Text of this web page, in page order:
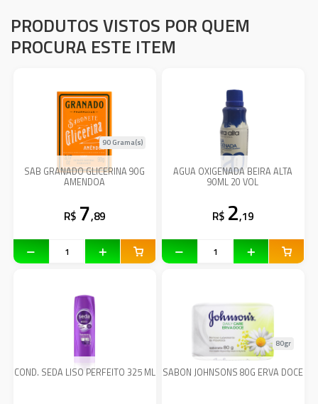
PRODUTOS VISTOS POR QUEM
PROCURA ESTE ITEM
SAB GRANADO GLICERINA 90G
AMENDOA
90 Grama(s)
R$ 7,89
AGUA OXIGENADA BEIRA ALTA
90ML 20 VOL
R$ 2,19
COND. SEDA LISO PERFEITO 325 ML SABON JOHNSONS 80G ERVA DOCE
80gr